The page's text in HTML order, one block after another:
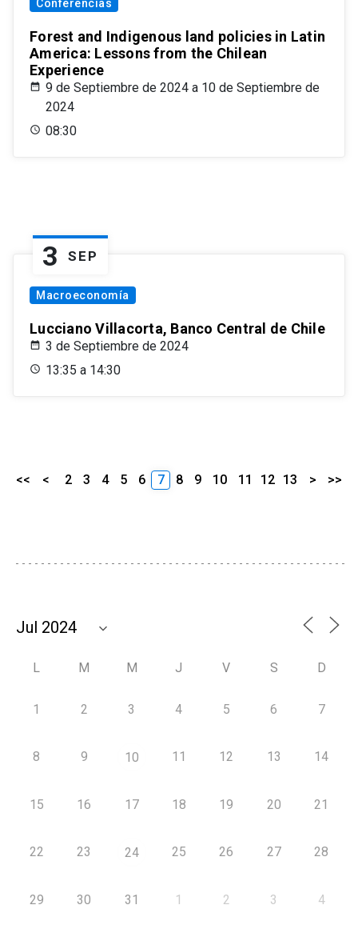
Conferencias
Forest and Indigenous land policies in Latin
America: Lessons from the Chilean
Experience
9 de Septiembre de 2024 a 10 de Septiembre de
2024
08:30
3 SEP
Macroeconomía
Lucciano Villacorta, Banco Central de Chile
3 de Septiembre de 2024
13:35 a 14:30
<< < 2 3 4 5 6 7 8 9 10 11 12 13 > >>
L M M J V S D
1 2 3 4 5 6 7
8 9 10 11 12 13 14
15 16 17 18 19 20 21
22 23 24 25 26 27 28
29 30 31 1 2 3 4